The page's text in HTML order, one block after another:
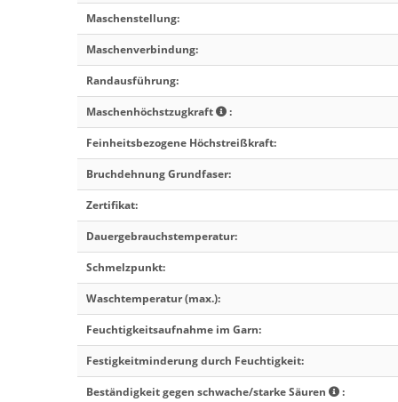
Maschenstellung:
Maschenverbindung:
Randausführung:
Maschenhöchstzugkraft :
Feinheitsbezogene Höchstreißkraft:
Bruchdehnung Grundfaser:
Zertifikat:
Dauergebrauchstemperatur:
Schmelzpunkt:
Waschtemperatur (max.):
Feuchtigkeitsaufnahme im Garn:
Festigkeitminderung durch Feuchtigkeit:
Beständigkeit gegen schwache/starke Säuren :